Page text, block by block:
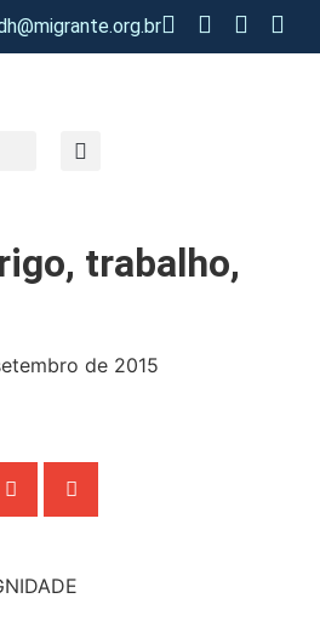
trabalho,
de 2015